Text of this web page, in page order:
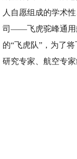
人自愿组成的学术
司——飞虎驼峰通用
的“飞虎队”，为了
研究专家、航空专